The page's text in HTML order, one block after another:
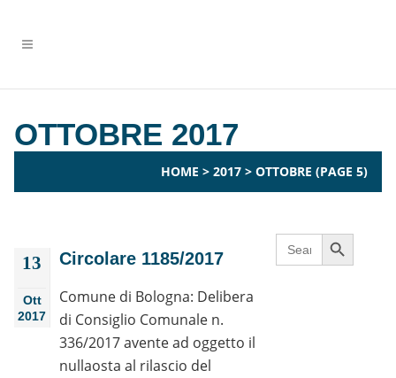
OTTOBRE 2017
HOME > 2017 > OTTOBRE (PAGE 5)
13
Ott
2017
Circolare 1185/2017
Comune di Bologna: Delibera
di Consiglio Comunale n.
336/2017 avente ad oggetto il
nullaosta al rilascio del
Search
for:
Search Button